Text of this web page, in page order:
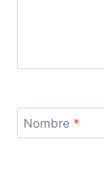
Nombre *